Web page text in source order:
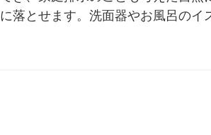
落とせます。洗面器やお風呂の